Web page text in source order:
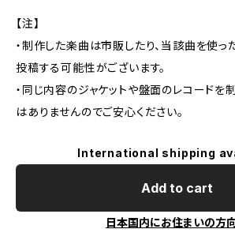
【注】
・制作した楽曲は市販したり、当該曲を使っ
投稿する可能性がございます。
・同じ内容のジャケットや盤面のレコードを
はありませんのでご安心ください。
International shipping
Add to cart
日本国内にお住まいの方